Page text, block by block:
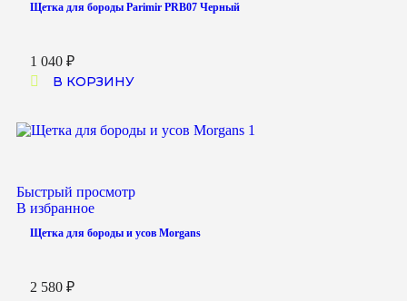
Щетка для бороды Parimir PRB07 Черный
1 040 ₽
В КОРЗИНУ
Быстрый просмотр
В избранное
Щетка для бороды и усов Morgans
2 580 ₽